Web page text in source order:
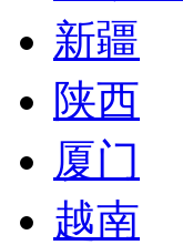
新疆
陕西
厦门
越南